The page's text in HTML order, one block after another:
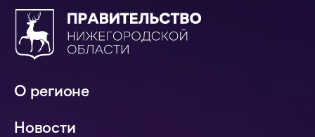
О регионе
Новости